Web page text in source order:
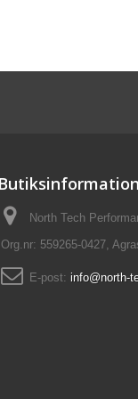
North Tech
Org.nr: 559265-0427,
E-post: info@north-